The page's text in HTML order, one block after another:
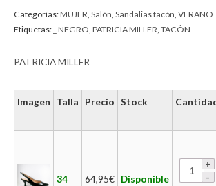
Categorías:MUJER Salón Sandalias tacón VERANO
Etiquetas: _ NEGRO PATRICIA MILLER TACÓN
PATRICIA MILLER
Imagen Talla Precio Stock
34 64,95€ Disponible